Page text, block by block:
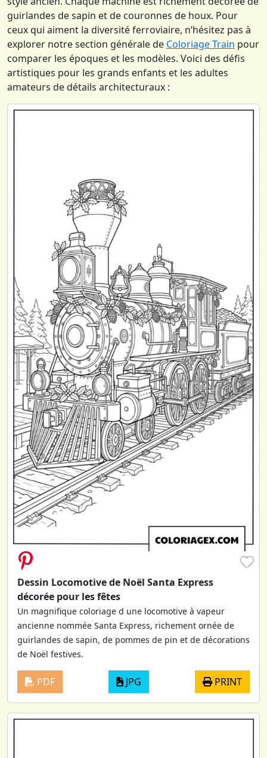
guirlandes de sapin et de couronnes de houx. Pour
ceux qui aiment la diversité ferroviaire, n’hésitez pas à
explorer notre section générale de Coloriage Train pour
comparer les époques et les modèles. Voici des défis
artistiques pour les grands enfants et les adultes
amateurs de détails architecturaux :
♥
Dessin Locomotive de Noël Santa Express
décorée pour les fêtes
Un magnifique coloriage d une locomotive à vapeur
ancienne nommée Santa Express, richement ornée de
guirlandes de sapin, de pommes de pin et de décorations
de Noël festives.
PDF JPG PRINT